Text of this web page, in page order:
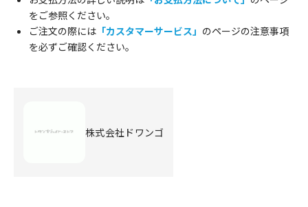
をご参照ください。
ご注文の際には 「カスタマーサービス」 のページの注意事項
を必ずご確認ください。
株式会社ドワンゴ